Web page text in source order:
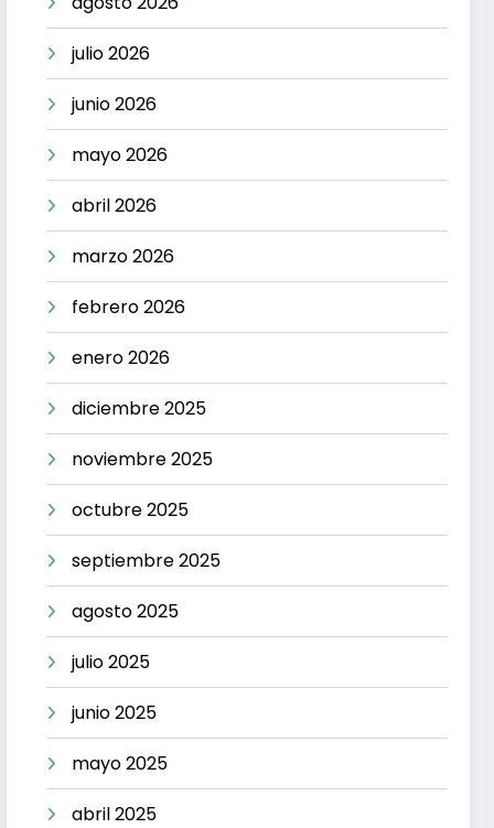
julio 2026
junio 2026
mayo 2026
abril 2026
marzo 2026
febrero 2026
enero 2026
diciembre 2025
noviembre 2025
octubre 2025
septiembre 2025
agosto 2025
julio 2025
junio 2025
mayo 2025
abril 2025